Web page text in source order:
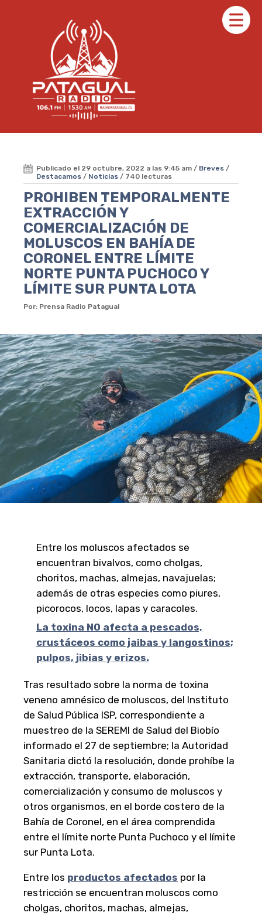
Publicado el 29 octubre, 2022 a las 9:45 am / Breves /
Destacamos / Noticias / 740 lecturas
PROHIBEN TEMPORALMENTE
EXTRACCIÓN Y
COMERCIALIZACIÓN DE
MOLUSCOS EN BAHÍA DE
CORONEL ENTRE LÍMITE
NORTE PUNTA PUCHOCO Y
LÍMITE SUR PUNTA LOTA
Por: Prensa Radio Patagual
Entre los moluscos afectados se
encuentran bivalvos, como cholgas,
choritos, machas, almejas, navajuelas;
además de otras especies como piures,
picorocos, locos, lapas y caracoles.
La toxina NO afecta a pescados,
crustáceos como jaibas y langostinos;
pulpos, jibias y erizos.
Tras resultado sobre la norma de toxina
veneno amnésico de moluscos, del Instituto
de Salud Pública ISP, correspondiente a
muestreo de la SEREMI de Salud del Biobío
informado el 27 de septiembre; la Autoridad
Sanitaria dictó la resolución, donde prohíbe la
extracción, transporte, elaboración,
comercialización y consumo de moluscos y
otros organismos, en el borde costero de la
Bahía de Coronel, en el área comprendida
entre el límite norte Punta Puchoco y el límite
sur Punta Lota.
Entre los productos afectados por la
restricción se encuentran moluscos como
cholgas, choritos, machas, almejas,